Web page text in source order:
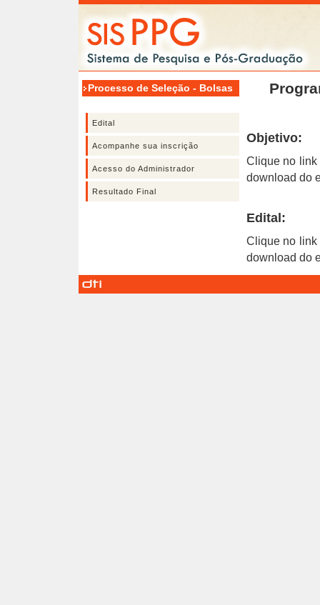
Processo de Seleção - Bolsas
Edital
Acompanhe sua inscrição
Acesso do Administrador
Resultado Final
Objetivo:
Clique no link
download do
Edital:
Clique no link
download do